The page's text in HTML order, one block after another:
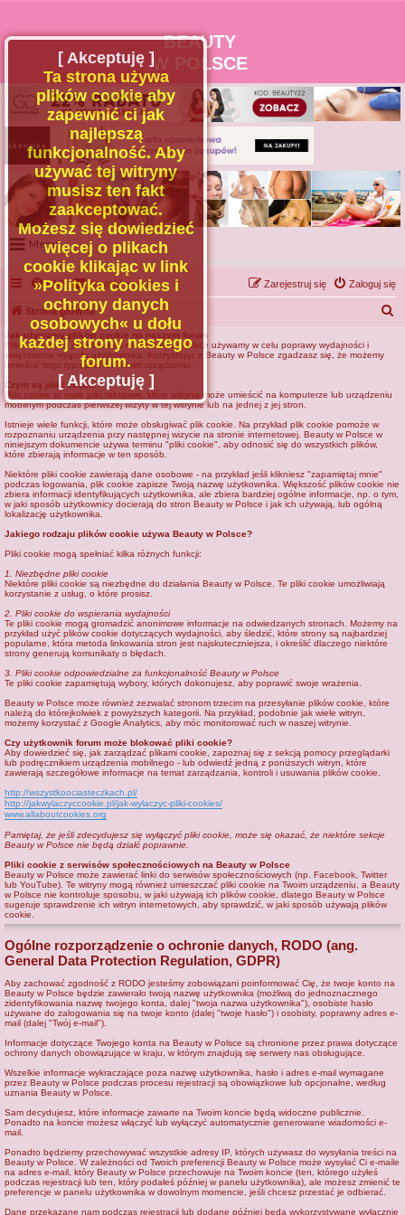
BEAUTY
W POLSCE
Menu
Portal
Facebook
Regulamin
Zapytaj administratora
Kontakt
FAQ Kontakt z nami Zaloguj się
Zarejestruj się
Strona główna
Jak używamy plików cookie na naszym forum
Plików znanych jako cookies na Beauty w Polsce używamy w celu poprawy wydajności i
zwiększenia wygody użytkownika. Korzystając z Beauty w Polsce zgadzasz się, że możemy
umieścić tego typu pliki na Twoim urządzeniu.
Czym są pliki cookie?
Pliki cookie to małe pliki tekstowe, które witryna może umieścić na komputerze lub urządzeniu
mobilnym podczas pierwszej wizyty w tej witrynie lub na jednej z jej stron.
Istnieje wiele funkcji, które może obsługiwać plik cookie. Na przykład plik cookie pomoże w
rozpoznaniu urządzenia przy następnej wizycie na stronie internetowej. Beauty w Polsce w
niniejszym dokumencie używa terminu "pliki cookie", aby odnosić się do wszystkich plików,
które zbierają informacje w ten sposób.
Niektóre pliki cookie zawierają dane osobowe - na przykład jeśli klikniesz "zapamiętaj mnie"
podczas logowania, plik cookie zapisze Twoją nazwę użytkownika. Większość plików cookie nie
zbiera informacji identyfikujących użytkownika, ale zbiera bardziej ogólne informacje, np. o tym,
w jaki sposób użytkownicy docierają do stron Beauty w Polsce i jak ich używają, lub ogólną
lokalizację użytkownika.
Jakiego rodzaju plików cookie używa Beauty w Polsce?
Pliki cookie mogą spełniać kilka różnych funkcji:
1. Niezbędne pliki cookie
Niektóre pliki cookie są niezbędne do działania Beauty w Polsce. Te pliki cookie umożliwiają
korzystanie z usług, o które prosisz.
2. Pliki cookie do wspierania wydajności
Te pliki cookie mogą gromadzić anonimowe informacje na odwiedzanych stronach. Możemy na
przykład użyć plików cookie dotyczących wydajności, aby śledzić, które strony są najbardziej
popularne, która metoda linkowania stron jest najskuteczniejsza, i określić dlaczego niektóre
strony generują komunikaty o błędach.
3. Pliki cookie odpowiedzialne za funkcjonalność Beauty w Polsce
Te pliki cookie zapamiętują wybory, których dokonujesz, aby poprawić swoje wrażenia.
Beauty w Polsce może również zezwalać stronom trzecim na przesyłanie plików cookie, które
należą do którejkolwiek z powyższych kategorii. Na przykład, podobnie jak wiele witryn,
możemy korzystać z Google Analytics, aby móc monitorować ruch w naszej witrynie.
Czy użytkownik forum może blokować pliki cookie?
Aby dowiedzieć się, jak zarządzać plikami cookie, zapoznaj się z sekcją pomocy przeglądarki
lub podręcznikiem urządzenia mobilnego - lub odwiedź jedną z poniższych witryn, które
zawierają szczegółowe informacje na temat zarządzania, kontroli i usuwania plików cookie.
http://wszystkoociasteczkach.pl/
http://jakwylaczyccookie.pl/jak-wylaczyc-pliki-cookies/
www.allaboutcookies.org
Pamiętaj, że jeśli zdecydujesz się wyłączyć pliki cookie, może się okazać, że niektóre sekcje
Beauty w Polsce nie będą działć poprawnie.
Pliki cookie z serwisów społecznościowych na Beauty w Polsce
Beauty w Polsce może zawierać linki do serwisów społecznościowych (np. Facebook, Twitter
lub YouTube). Te witryny mogą również umieszczać pliki cookie na Twoim urządzeniu, a Beauty
w Polsce nie kontroluje sposobu, w jaki używają ich plików cookie, dlatego Beauty w Polsce
sugeruje sprawdzenie ich witryn internetowych, aby sprawdzić, w jaki sposób używają plików
cookie.
Ogólne rozporządzenie o ochronie danych, RODO (ang.
General Data Protection Regulation, GDPR)
Aby zachować zgodność z RODO jesteśmy zobowiązani poinformować Cię, że twoje konto na
Beauty w Polsce będzie zawierało twoją nazwę użytkownika (możliwą do jednoznacznego
zidentyfikowania nazwę twojego konta, dalej "twoja nazwa użytkownika"), osobiste hasło
używane do zalogowania się na twoje konto (dalej "twoje hasło") i osobisty, poprawny adres e-
mail (dalej "Twój e-mail").
Informacje dotyczące Twojego konta na Beauty w Polsce są chronione przez prawa dotyczące
ochrony danych obowiązujące w kraju, w którym znajdują się serwery nas obsługujące.
Wszelkie informacje wykraczające poza nazwę użytkownika, hasło i adres e-mail wymagane
przez Beauty w Polsce podczas procesu rejestracji są obowiązkowe lub opcjonalne, według
uznania Beauty w Polsce.
Sam decydujesz, które informacje zawarte na Twoim koncie będą widoczne publicznie.
Ponadto na koncie możesz włączyć lub wyłączyć automatycznie generowane wiadomości e-
mail.
Ponadto będziemy przechowywać wszystkie adresy IP, których używasz do wysyłania treści na
Beauty w Polsce. W zależności od Twoich preferencji Beauty w Polsce może wysyłać Ci e-maile
na adres e-mail, który Beauty w Polsce przechowuje na Twoim koncie (ten, którego użyłeś
podczas rejestracji lub ten, który podałeś później w panelu użytkownika), ale możesz zmienić te
preferencje w panelu użytkownika w dowolnym momencie, jeśli chcesz przestać je odbierać.
Dane przekazane nam podczas rejestracji lub dodane później będą wykorzystywane wyłącznie
[ Akceptuję ]
Ta strona używa
plików cookie aby
zapewnić ci jak
najlepszą
funkcjonalność. Aby
używać tej witryny
musisz ten fakt
zaakceptować.
Możesz się dowiedzieć
więcej o plikach
cookie klikając w link
»Polityka cookies i
ochrony danych
osobowych« u dołu
każdej strony naszego
forum.
[ Akceptuję ]